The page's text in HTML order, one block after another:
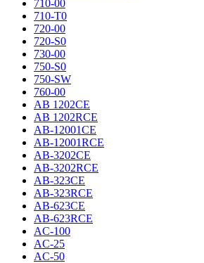
710-00
710-T0
720-00
720-S0
730-00
750-S0
750-SW
760-00
AB 1202CE
AB 1202RCE
AB-12001CE
AB-12001RCE
AB-3202CE
AB-3202RCE
AB-323CE
AB-323RCE
AB-623CE
AB-623RCE
AC-100
AC-25
AC-50